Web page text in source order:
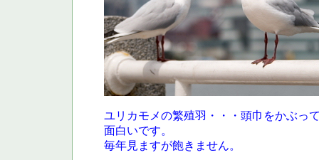
ユリカモメの繁殖羽・・・頭巾をかぶっ
面白いです。
毎年見ますが飽きません。